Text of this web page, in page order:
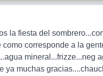
la fiesta del
corresponde a la
mineral...frizze...neg
ya muchas